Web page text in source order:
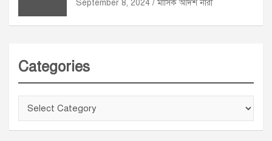
September 8, 2024 মাসিক আদর্শ নারী
Categories
Categories